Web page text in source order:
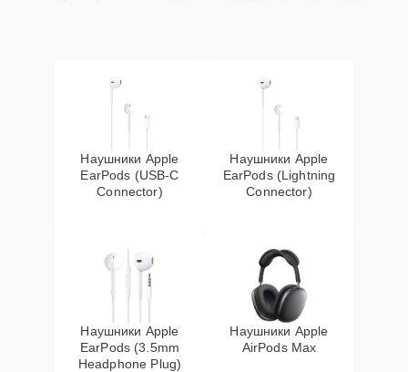
Наушники Apple
EarPods (USB-C
Connector)
Наушники Apple
EarPods (Lightning
Connector)
Наушники Apple
EarPods (3.5mm
Headphone Plug)
Наушники Apple
AirPods Max